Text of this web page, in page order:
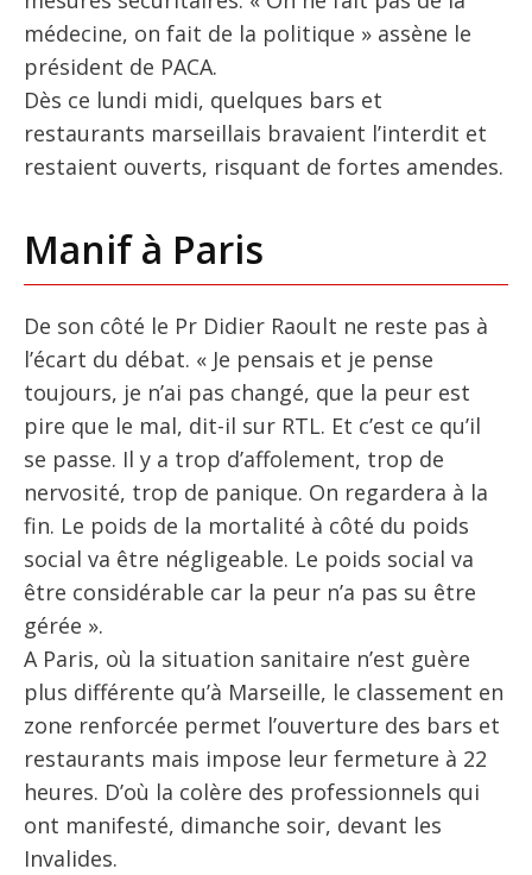
médecine, on fait de la politique » assène le
président de PACA.
Dès ce lundi midi, quelques bars et
restaurants marseillais bravaient l’interdit et
restaient ouverts, risquant de fortes amendes.
Manif à Paris
De son côté le Pr Didier Raoult ne reste pas à
l’écart du débat. « Je pensais et je pense
toujours, je n’ai pas changé, que la peur est
pire que le mal, dit-il sur RTL. Et c’est ce qu’il
se passe. Il y a trop d’affolement, trop de
nervosité, trop de panique. On regardera à la
fin. Le poids de la mortalité à côté du poids
social va être négligeable. Le poids social va
être considérable car la peur n’a pas su être
gérée ».
A Paris, où la situation sanitaire n’est guère
plus différente qu’à Marseille, le classement en
zone renforcée permet l’ouverture des bars et
restaurants mais impose leur fermeture à 22
heures. D’où la colère des professionnels qui
ont manifesté, dimanche soir, devant les
Invalides.